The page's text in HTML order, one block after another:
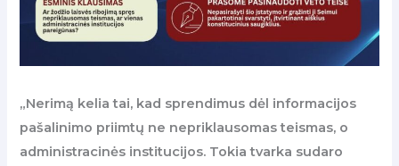
„Nerimą kelia tai, kad sprendimus dėl informacijos
pašalinimo priimtų ne nepriklausomas teismas, o
administracinės institucijos. Tokia tvarka sudaro